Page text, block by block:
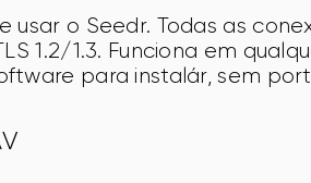
usar o Seedr. Todas as
1.2/1.3. Funciona em
para instalár, sem